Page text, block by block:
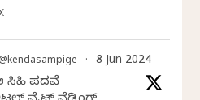
@kendasampige · 8 Jun 2024
ಸಿಹಿ ಪದವೆ